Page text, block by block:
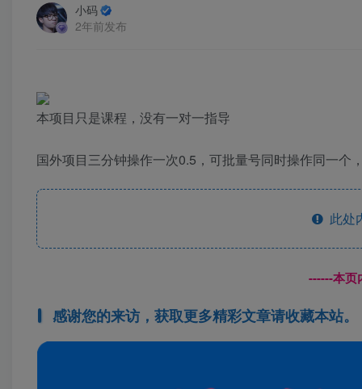
小码
2年前发布
本项目只是课程，没有一对一指导
国外项目三分钟操作一次0.5，可批量号同时操作同一个
此处
------本页
感谢您的来访，获取更多精彩文章请收藏本站。